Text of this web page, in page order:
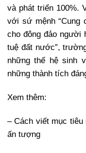
và phát triển 100%.
với sứ mệnh “Cung
cho đông đảo người
tuệ đất nước”,
những thế hệ sinh
những thành tích
Xem thêm:
– Cách viết mục tiêu
ấn tượng